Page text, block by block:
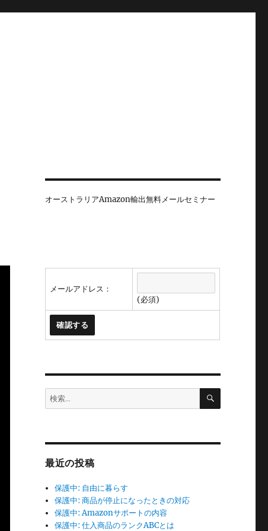
オーストラリアAmazon輸出無料メールセミナー
メールアドレス：
(必須)
検
索:
検
最近の投稿
保護中: 自由に暮らす
保護中: 商品が停止になったときの対応
保護中: Amazonサポートの内容
保護中: 仕入商品のランクABCとは